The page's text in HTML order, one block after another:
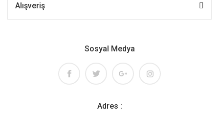
Alışveriş
Sosyal Medya
Adres :